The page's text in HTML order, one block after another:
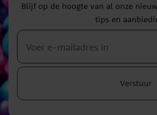
Blijf op de hoogte van al onze
tips en
Verstuur